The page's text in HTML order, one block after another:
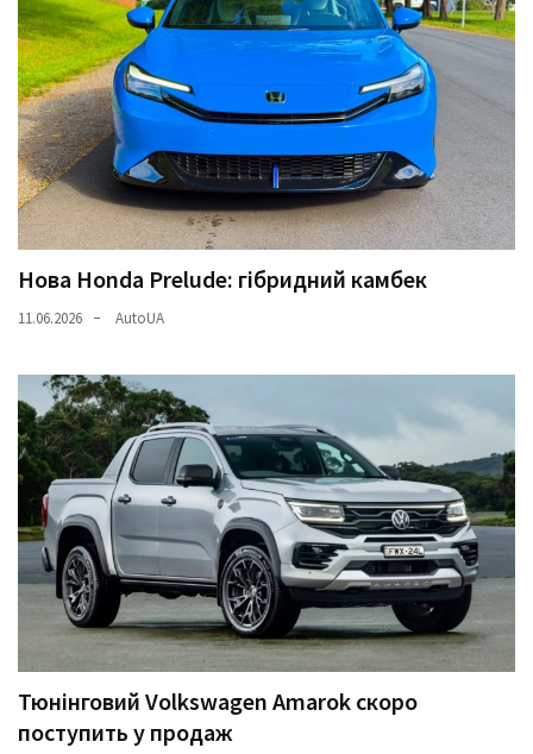
Нова Honda Prelude: гібридний камбек
11.06.2026 AutoUA
Тюнінговий Volkswagen Amarok скоро
поступить у продаж